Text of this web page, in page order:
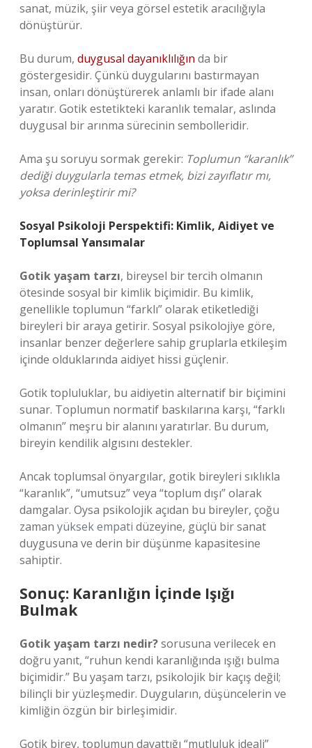
sanat, müzik, şiir veya görsel estetik aracılığıyla
dönüştürür.
Bu durum, duygusal dayanıklılığın da bir
göstergesidir. Çünkü duygularını bastırmayan
insan, onları dönüştürerek anlamlı bir ifade alanı
yaratır. Gotik estetikteki karanlık temalar, aslında
duygusal bir arınma sürecinin sembolleridir.
Ama şu soruyu sormak gerekir: Toplumun “karanlık”
dediği duygularla temas etmek, bizi zayıflatır mı,
yoksa derinleştirir mi?
Sosyal Psikoloji Perspektifi: Kimlik, Aidiyet ve
Toplumsal Yansımalar
Gotik yaşam tarzı, bireysel bir tercih olmanın
ötesinde sosyal bir kimlik biçimidir. Bu kimlik,
genellikle toplumun “farklı” olarak etiketlediği
bireyleri bir araya getirir. Sosyal psikolojiye göre,
insanlar benzer değerlere sahip gruplarla etkileşim
içinde olduklarında aidiyet hissi güçlenir.
Gotik topluluklar, bu aidiyetin alternatif bir biçimini
sunar. Toplumun normatif baskılarına karşı, “farklı
olmanın” meşru bir alanını yaratırlar. Bu durum,
bireyin kendilik algısını destekler.
Ancak toplumsal önyargılar, gotik bireyleri sıklıkla
“karanlık”, “umutsuz” veya “toplum dışı” olarak
damgalar. Oysa psikolojik açıdan bu bireyler, çoğu
zaman yüksek empati düzeyine, güçlü bir sanat
duygusuna ve derin bir düşünme kapasitesine
sahiptir.
Sonuç: Karanlığın İçinde Işığı
Bulmak
Gotik yaşam tarzı nedir?sorusuna verilecek en
doğru yanıt, “ruhun kendi karanlığında ışığı bulma
biçimidir.” Bu yaşam tarzı, psikolojik bir kaçış değil;
bilinçli bir yüzleşmedir. Duyguların, düşüncelerin ve
kimliğin özgün bir birleşimidir.
Gotik birey, toplumun dayattığı “mutluluk ideali”